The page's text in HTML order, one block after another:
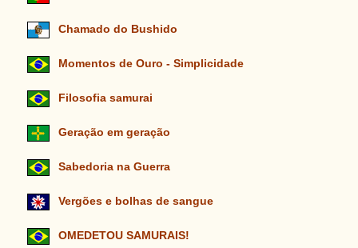
Chamado do Bushido
Momentos de Ouro - Simplicidade
Filosofia samurai
Geração em geração
Sabedoria na Guerra
Vergões e bolhas de sangue
OMEDETOU SAMURAIS!